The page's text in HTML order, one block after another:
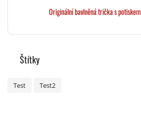
Originální bavlněná trička s potiskem
Štítky
Test Test2